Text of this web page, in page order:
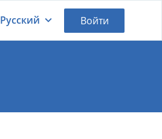
Русский Войти